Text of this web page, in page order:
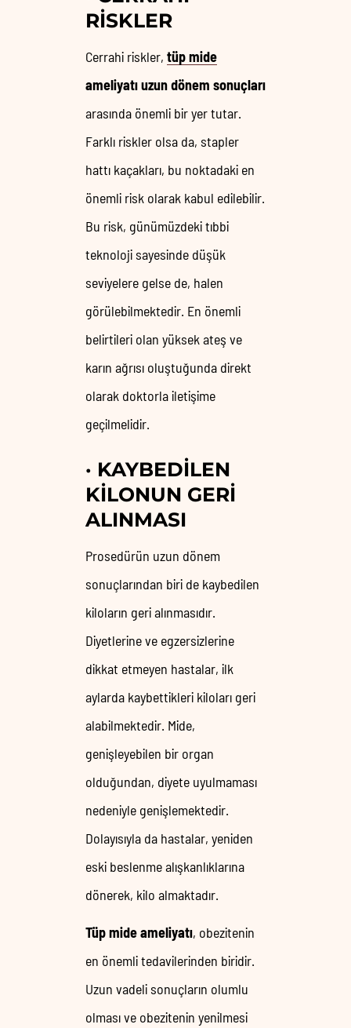
RISKLER
Cerrahi riskler, tüp mide
ameliyatı uzun dönem sonuçları
arasında önemli bir yer tutar.
Farklı riskler olsa da, stapler
hattı kaçakları, bu noktadaki en
önemli risk olarak kabul edilebilir.
Bu risk, günümüzdeki tıbbi
teknoloji sayesinde düşük
seviyelere gelse de, halen
görülebilmektedir. En önemli
belirtileri olan yüksek ateş ve
karın ağrısı oluştuğunda direkt
olarak doktorla iletişime
geçilmelidir.
· KAYBEDILEN
KILONUN GERI
ALINMASI
Prosedürün uzun dönem
sonuçlarından biri de kaybedilen
kiloların geri alınmasıdır.
Diyetlerine ve egzersizlerine
dikkat etmeyen hastalar, ilk
aylarda kaybettikleri kiloları geri
alabilmektedir. Mide,
genişleyebilen bir organ
olduğundan, diyete uyulmaması
nedeniyle genişlemektedir.
Dolayısıyla da hastalar, yeniden
eski beslenme alışkanlıklarına
dönerek, kilo almaktadır.
Tüp mide ameliyatı, obezitenin
en önemli tedavilerinden biridir.
Uzun vadeli sonuçların olumlu
olması ve obezitenin yenilmesi